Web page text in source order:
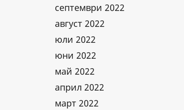
септември 2022
август 2022
юли 2022
юни 2022
май 2022
април 2022
март 2022